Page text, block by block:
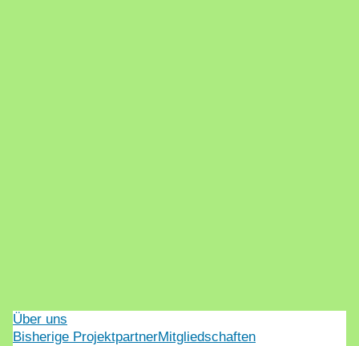
Über uns
Bisherige ProjektpartnerMitgliedschaften